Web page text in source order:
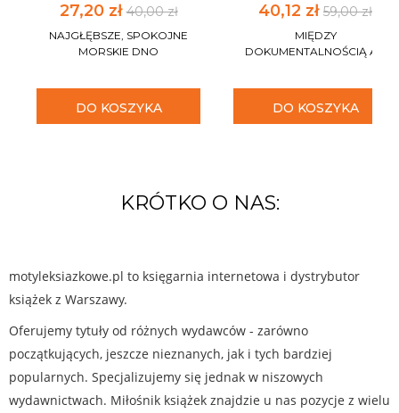
27,20 zł40,00 zł
NAJGŁĘBSZE, SPOKOJNE
MORSKIE DNO
DO KOSZYKA
40,12 zł 59,00 zł
MIĘDZY
DOKUMENTALNOŚCIĄ A...
DO KOSZYKA
KRÓTKO O NAS:
motyleksiazkowe.pl to księgarnia internetowa i dystrybutor
książek z Warszawy.
Oferujemy tytuły od różnych wydawców - zarówno
początkujących, jeszcze nieznanych, jak i tych bardziej
popularnych. Specjalizujemy się jednak w niszowych
wydawnictwach. Miłośnik książek znajdzie u nas pozycje z wielu